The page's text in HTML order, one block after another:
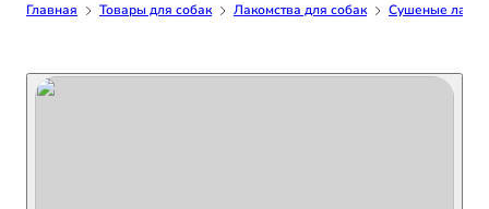
Главная Товары для собак Лакомства для собак Сушеные